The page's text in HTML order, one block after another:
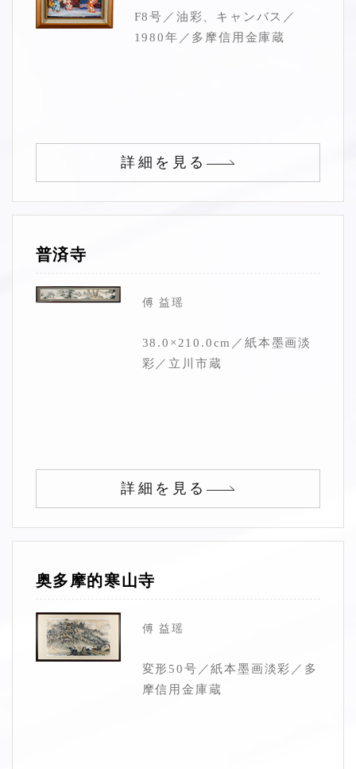
F8号／油彩、キャンバス／
1980年／多摩信用金庫蔵
詳細を見る
普済寺
傅 益瑶
38.0×210.0cm／紙本墨画淡
彩／立川市蔵
詳細を見る
奥多摩的寒山寺
傅 益瑶
変形50号／紙本墨画淡彩／多
摩信用金庫蔵